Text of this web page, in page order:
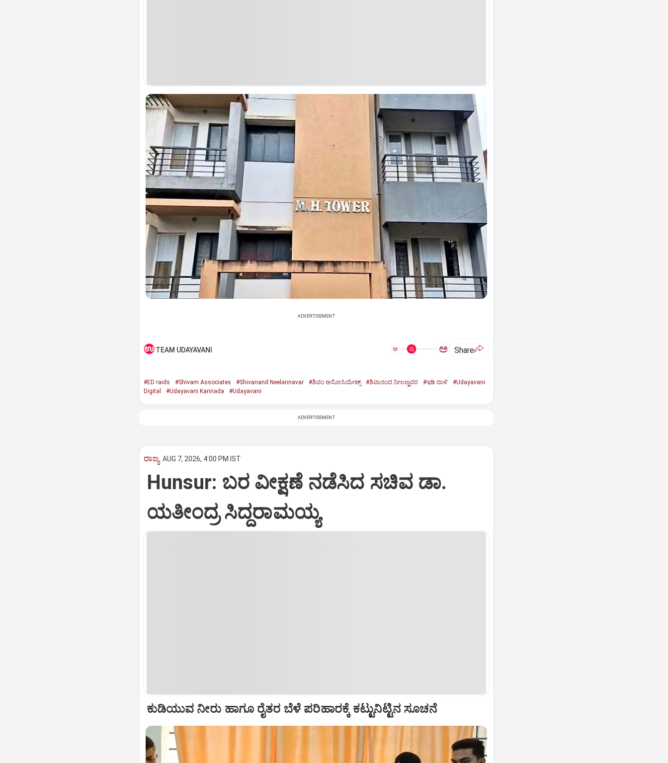
ADVERTISEMENT
TEAM UDAYAVANI ಅ ಅ Share
#ED raids #Shivam Associates #Shivanand Neelannavar #ಶಿವಂ ಅಸೋಸಿಯೇಟ್ಸ್ #ಶಿವಾನಂದ ನೀಲಣ್ಣವರ #ಇಡಿ ದಾಳಿ
#Udayavani
Digital
#Udayavani Kannada #Udayavani
ADVERTISEMENT
ರಾಜ್ಯ AUG 7, 2026, 4:00 PM IST
Hunsur: ಬರ ವೀಕ್ಷಣೆ ನಡೆಸಿದ ಸಚಿವ ಡಾ.
ಯತೀಂದ್ರ ಸಿದ್ದರಾಮಯ್ಯ
ಕುಡಿಯುವ ನೀರು ಹಾಗೂ ರೈತರ ಬೆಳೆ ಪರಿಹಾರಕ್ಕೆ ಕಟ್ಟುನಿಟ್ಟಿನ ಸೂಚನೆ